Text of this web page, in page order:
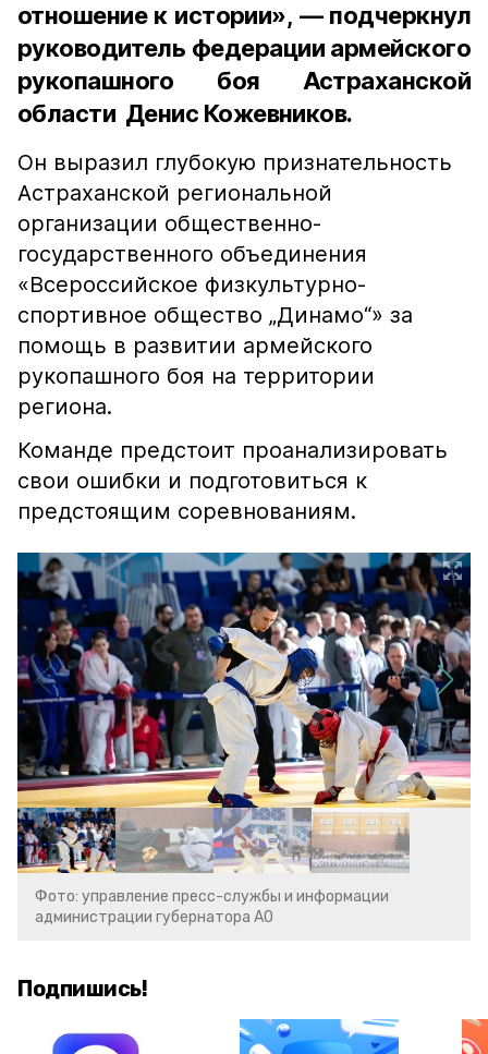
отношение к истории», — подчеркнул
руководитель федерации армейского
рукопашного боя Астраханской
области Денис Кожевников.
Он выразил глубокую признательность
Астраханской региональной
организации общественно-
государственного объединения
«Всероссийское физкультурно-
спортивное общество „Динамо“» за
помощь в развитии армейского
рукопашного боя на территории
региона.
Команде предстоит проанализировать
свои ошибки и подготовиться к
предстоящим соревнованиям.
Фото: управление пресс-службы и информации
администрации губернатора АО
Подпишись!